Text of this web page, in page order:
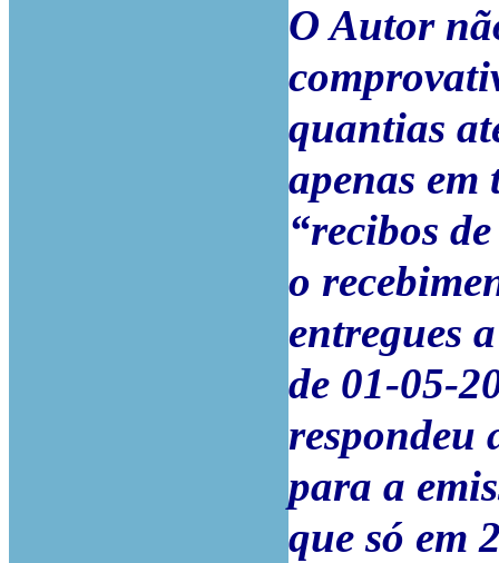
O Autor
quantias
apenas em
“recibos
o
entregues
de 01-05-
respondeu
para a
que só em